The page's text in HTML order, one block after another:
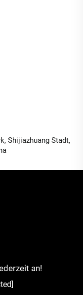
Shijiazhuang Stadt,
an!